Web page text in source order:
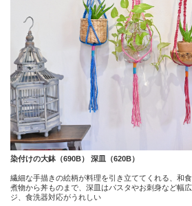
染付けの大鉢（690B） 深皿（620B）
繊細な手描きの絵柄が料理を引き立ててくれる、和
煮物から丼ものまで、深皿はパスタやお刺身など幅
ジ、食洗器対応がうれしい